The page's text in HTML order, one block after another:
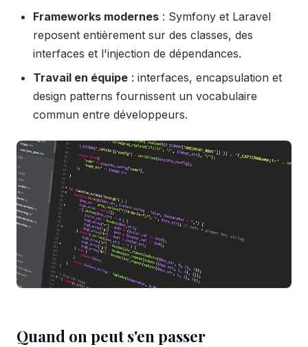
Frameworks modernes : Symfony et Laravel
reposent entièrement sur des classes, des
interfaces et l'injection de dépendances.
Travail en équipe : interfaces, encapsulation et
design patterns fournissent un vocabulaire
commun entre développeurs.
Quand on peut s'en passer